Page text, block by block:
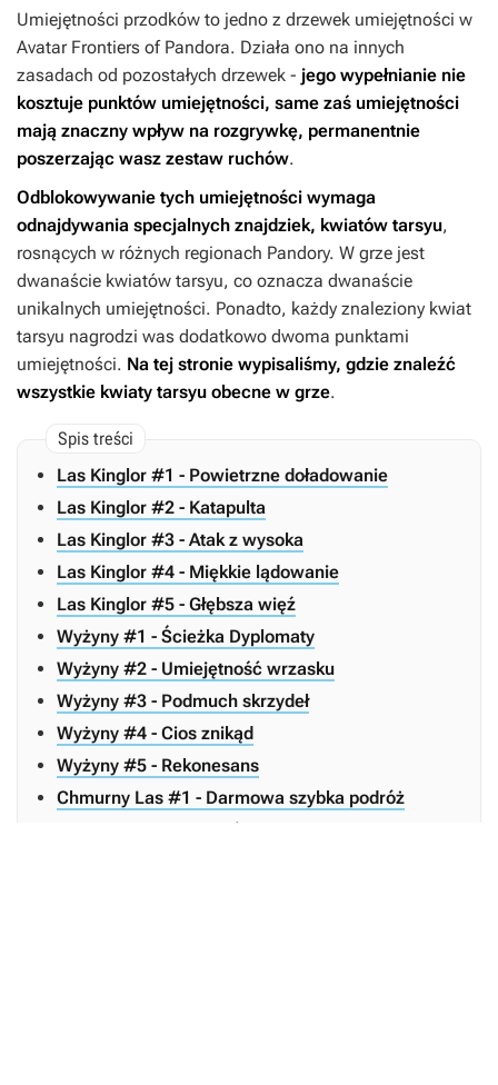
Umiejętności przodków to jedno z drzewek umiejętności w
Avatar Frontiers of Pandora. Działa ono na innych
zasadach od pozostałych drzewek - jego wypełnianie nie
kosztuje punktów umiejętności, same zaś umiejętności
mają znaczny wpływ na rozgrywkę, permanentnie
poszerzając wasz zestaw ruchów.
Odblokowywanie tych umiejętności wymaga
odnajdywania specjalnych znajdziek, kwiatów tarsyu,
rosnących w różnych regionach Pandory. W grze jest
dwanaście kwiatów tarsyu, co oznacza dwanaście
unikalnych umiejętności. Ponadto, każdy znaleziony kwiat
tarsyu nagrodzi was dodatkowo dwoma punktami
umiejętności. Na tej stronie wypisaliśmy, gdzie znaleźć
wszystkie kwiaty tarsyu obecne w grze.
Las Kinglor #1 - Powietrzne doładowanie
Las Kinglor #2 - Katapulta
Las Kinglor #3 - Atak z wysoka
Las Kinglor #4 - Miękkie lądowanie
Las Kinglor #5 - Głębsza więź
Wyżyny #1 - Ścieżka Dyplomaty
Wyżyny #2 - Umiejętność wrzasku
Wyżyny #3 - Podmuch skrzydeł
Wyżyny #4 - Cios znikąd
Wyżyny #5 - Rekonesans
Chmurny Las #1 - Darmowa szybka podróż